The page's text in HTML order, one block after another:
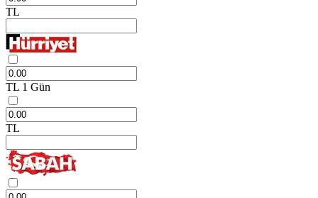
TL
TL 1 Gün
TL